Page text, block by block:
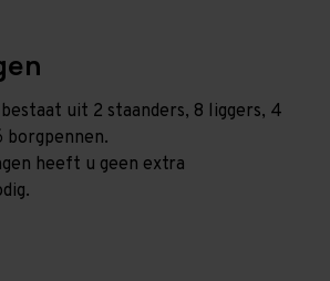
uit 2 staanders, 8 liggers, 4
borgpennen.
heeft u geen extra